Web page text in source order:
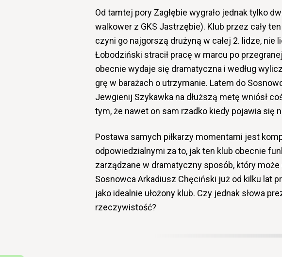
Od tamtej pory Zagłębie wygrało jednak tylko
walkower z GKS Jastrzębie). Klub przez cały
czyni go najgorszą drużyną w całej 2. lidze, nie
Łobodziński stracił pracę w marcu po
obecnie wydaje się dramatyczna i według
grę w barażach o utrzymanie. Latem do
Jewgienij Szykawka na dłuższą metę wniósł
tym, że nawet on sam rzadko kiedy pojawia się
Postawa samych piłkarzy momentami jest
odpowiedzialnymi za to, jak ten klub obecnie
zarządzane w dramatyczny sposób, który
Sosnowca Arkadiusz Chęciński już od kilku lat
jako idealnie ułożony klub. Czy jednak słowa
rzeczywistość?